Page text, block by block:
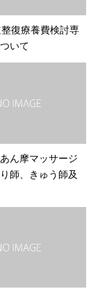
復療養費検討専
いて
ん摩マッサージ
師、きゅう師及